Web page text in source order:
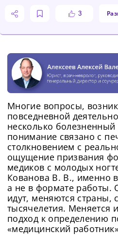
3
Многие вопросы,
повседневной
несколько болезненный
понимание связано с
столкновением с
ощущение призвания
медиков с молодых
Кованова В. В., именно
а не в формате работы.
идут, меняются страны,
тысячелетия. Меняется
подход к определению
«медицинский